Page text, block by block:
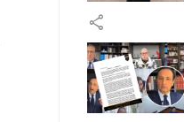
share